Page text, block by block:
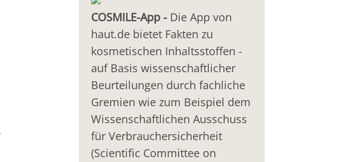
COSMILE-App - Die App von
haut.de bietet Fakten zu
kosmetischen Inhaltsstoffen -
auf Basis wissenschaftlicher
Beurteilungen durch fachliche
Gremien wie zum Beispiel dem
Wissenschaftlichen Ausschuss
für Verbrauchersicherheit
(Scientific Committee on